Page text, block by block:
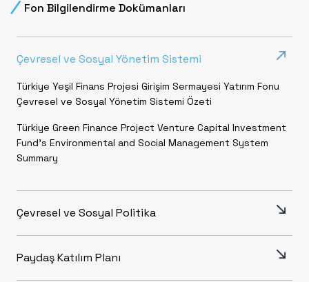
Fon Bilgilendirme Dokümanları
Çevresel ve Sosyal Yönetim Sistemi
Türkiye Yeşil Finans Projesi Girişim Sermayesi Yatırım Fonu
Çevresel ve Sosyal Yönetim Sistemi Özeti
Türkiye Green Finance Project Venture Capital Investment
Fund’s Environmental and Social Management System
Summary
Çevresel ve Sosyal Politika
Türkiye Yeşil Finans Projesi Girişim Sermayesi Yatırım Fonu
Paydaş Katılım Planı